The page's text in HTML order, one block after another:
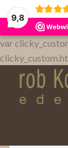
9,8
var